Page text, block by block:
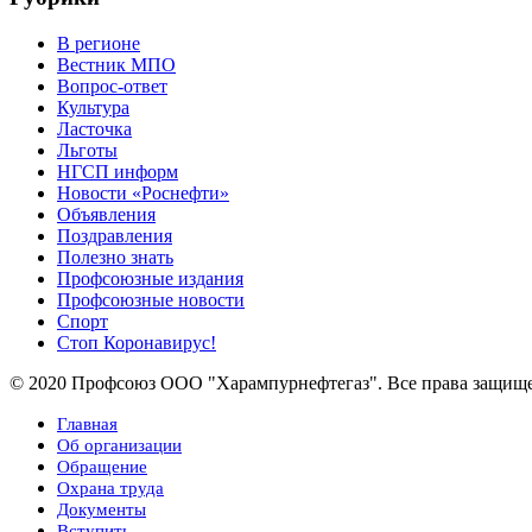
В регионе
Вестник МПО
Вопрос-ответ
Культура
Ласточка
Льготы
НГСП информ
Новости «Роснефти»
Объявления
Поздравления
Полезно знать
Профсоюзные издания
Профсоюзные новости
Спорт
Стоп Коронавирус!
© 2020 Профсоюз ООО "Харампурнефтегаз". Все права
Главная
Об организации
Обращение
Охрана труда
Документы